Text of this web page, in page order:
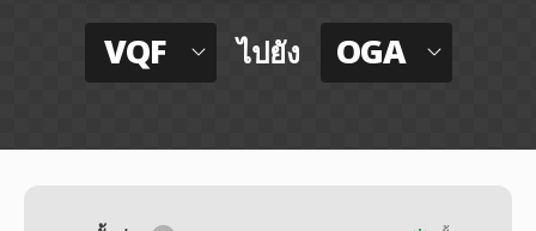
VQF ไปยัง OGA